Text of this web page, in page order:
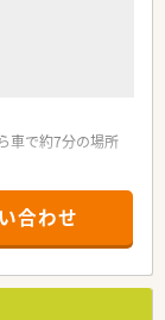
車で約7分の場所
。
、事務スタッフ
です。
い人員体制の構築
合わせ